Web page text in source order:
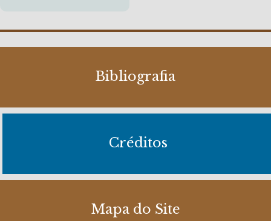
Bibliografia
Créditos
Mapa do Site